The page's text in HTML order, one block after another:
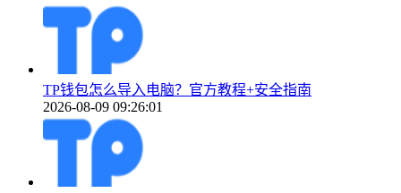
TP钱包怎么导入电脑？官方教程+安全指南
2026-08-09 09:26:01